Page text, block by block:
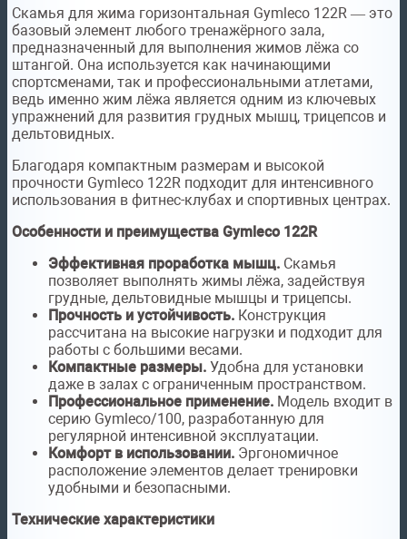
Скамья для жима горизонтальная Gymleco 122R — это
базовый элемент любого тренажёрного зала,
предназначенный для выполнения жимов лёжа со
штангой. Она используется как начинающими
спортсменами, так и профессиональными атлетами,
ведь именно жим лёжа является одним из ключевых
упражнений для развития грудных мышц, трицепсов и
дельтовидных.
Благодаря компактным размерам и высокой
прочности Gymleco 122R подходит для интенсивного
использования в фитнес-клубах и спортивных центрах.
Особенности и преимущества Gymleco 122R
Эффективная проработка мышц. Скамья
позволяет выполнять жимы лёжа, задействуя
грудные, дельтовидные мышцы и трицепсы.
Прочность и устойчивость. Конструкция
рассчитана на высокие нагрузки и подходит для
работы с большими весами.
Компактные размеры. Удобна для установки
даже в залах с ограниченным пространством.
Профессиональное применение. Модель входит в
серию Gymleco/100, разработанную для
регулярной интенсивной эксплуатации.
Комфорт в использовании. Эргономичное
расположение элементов делает тренировки
удобными и безопасными.
Технические характеристики